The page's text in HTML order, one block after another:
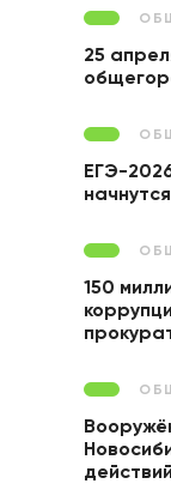
25
ЕГЭ-
150